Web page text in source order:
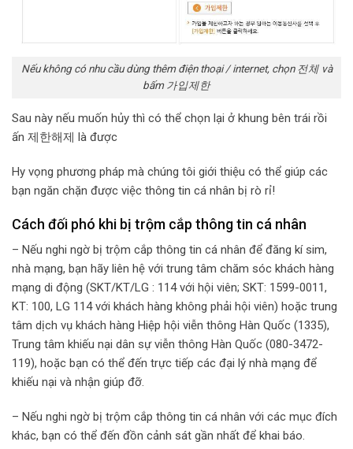
Nếu không có nhu cầu dùng thêm điện thoại / internet, chọn 전체 và
bấm 가입제한
Sau này nếu muốn hủy thì có thể chọn lại ở khung bên trái rồi
ấn 제한해제 là được
Hy vọng phương pháp mà chúng tôi giới thiệu có thể giúp các
bạn ngăn chặn được việc thông tin cá nhân bị rò rỉ!
Cách đối phó khi bị trộm cắp thông tin cá nhân
– Nếu nghi ngờ bị trộm cắp thông tin cá nhân để đăng kí sim,
nhà mạng, bạn hãy liên hệ với trung tâm chăm sóc khách hàng
mạng di động (SKT/KT/LG : 114 với hội viên; SKT: 1599-0011,
KT: 100, LG 114 với khách hàng không phải hội viên) hoặc trung
tâm dịch vụ khách hàng Hiệp hội viễn thông Hàn Quốc (1335),
Trung tâm khiếu nại dân sự viễn thông Hàn Quốc (080-3472-
119), hoặc bạn có thể đến trực tiếp các đại lý nhà mạng để
khiếu nại và nhận giúp đỡ.
– Nếu nghi ngờ bị trộm cắp thông tin cá nhân với các mục đích
khác, bạn có thể đến đồn cảnh sát gần nhất để khai báo.